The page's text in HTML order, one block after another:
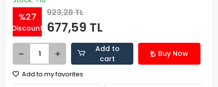
%27
Discount
923,28 TL
677,59 TL
Add to
cart
Buy Now
Add to my favorites